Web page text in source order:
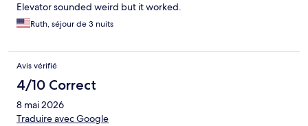
Elevator sounded weird but it worked.
Ruth, séjour de 3 nuits
Avis vérifié
4/10 Correct
8 mai 2026
Traduire avec Google